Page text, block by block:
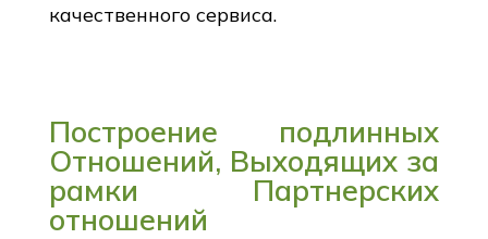
качественного сервиса.
Построение подлинных
Отношений, Выходящих за
рамки Партнерских
отношений